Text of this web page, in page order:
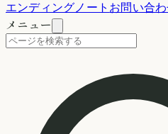
エンディングノート お問い合
メニュー